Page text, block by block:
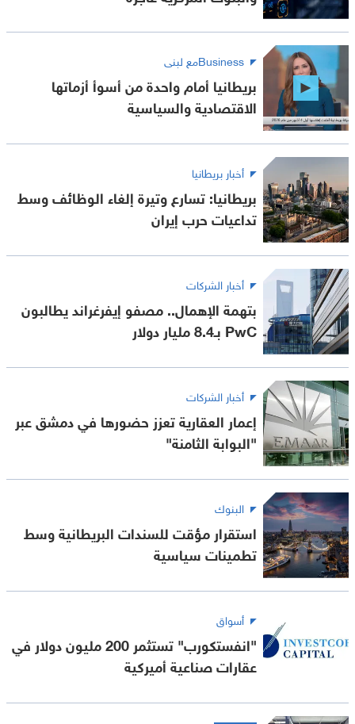
Businessمع لبنى
بريطانيا أمام واحدة من أسوأ أزماتها
الاقتصادية والسياسية
أخبار بريطانيا
بريطانيا: تسارع وتيرة إلغاء الوظائف وسط
تداعيات حرب إيران
أخبار الشركات
بتهمة الإهمال.. مصفو إيفرغراند يطالبون
PwC بـ8.4 مليار دولار
أخبار الشركات
إعمار العقارية تعزز حضورها في دمشق عبر
"البوابة الثامنة"
البنوك
استقرار مؤقت للسندات البريطانية وسط
تطمينات سياسية
أسواق
"انفستكورب" تستثمر 200 مليون دولار في
عقارات صناعية أميركية